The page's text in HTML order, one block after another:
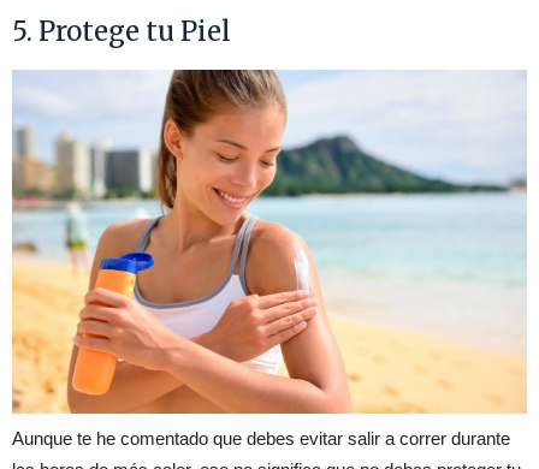
5. Protege tu Piel
Aunque te he comentado que debes evitar salir a correr durante